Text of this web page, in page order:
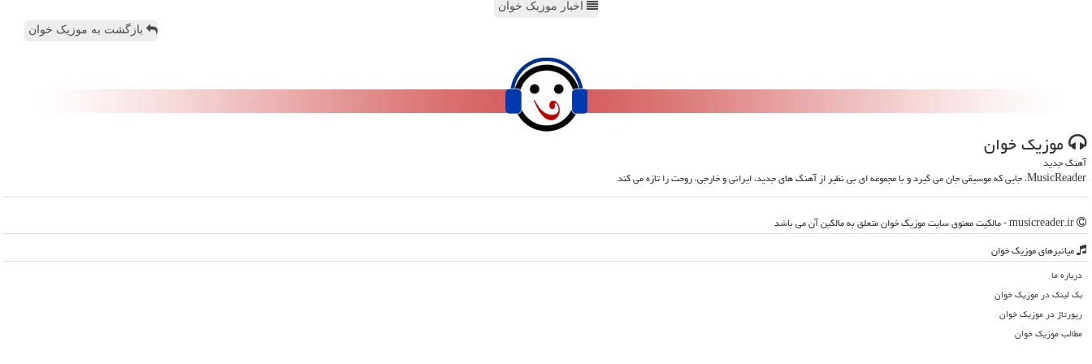
اخبار موزیک خوان
بازگشت به موزیک خوان
موزیك خوان
آهنگ جدید
MusicReader، جایی که موسیقی جان می گیرد و با مجموعه ای بی نظیر از آهنگ های جدید، ایرانی و خارجی، روحت را تازه می کند
میانبرهای موزیك خوان
درباره ما
بک لینک در موزیك خوان
رپورتاژ در موزیك خوان
مطالب موزیك خوان